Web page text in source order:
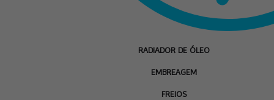
RADIADOR DE ÓLEO
EMBREAGEM
FREIOS